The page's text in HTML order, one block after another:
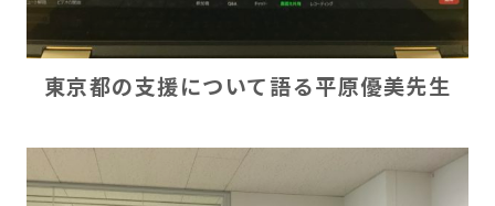
東京都の支援について語る平原優美先生